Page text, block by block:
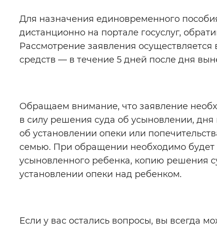
Для назначения единовременного
дистанционно на портале госуслуг,
Рассмотрение заявления
средств — в течение 5 дней после дня
Обращаем внимание, что заявление
в силу решения суда об усыновлении,
об установлении опеки или
семью. При обращении необходимо будет
усыновленного ребенка, копию решения
установлении опеки над ребенком.
Если у вас остались вопросы, вы всегда